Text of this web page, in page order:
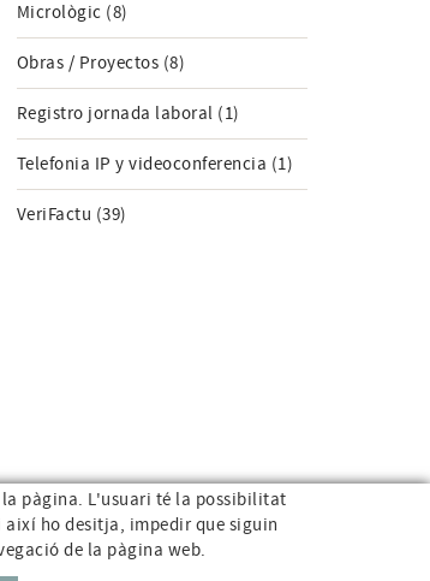
Micrològic (8)
Obras / Proyectos (8)
Registro jornada laboral (1)
Telefonia IP y videoconferencia (1)
VeriFactu (39)
95 74 info@e-micrologic.com
pàgina. L'usuari té la possibilitat
així ho desitja, impedir que siguin
de la pàgina web.